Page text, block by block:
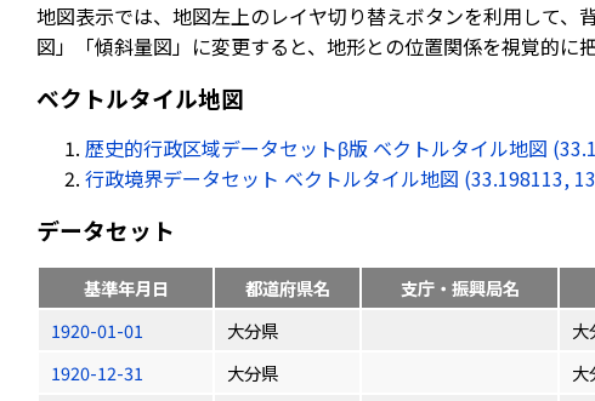
地図表示では、地図左上のレイヤ切り替えボタンを利用して
図」「傾斜量図」に変更すると、地形との位置関係を視覚的に
ベクトルタイル地図
歴史的行政区域データセットβ版 ベクトルタイル地図
行政境界データセット ベクトルタイル地図 (33.198113,
データセット
基準年月日 都道府県名 支庁・振興局名
1920-01-01
大分県 大
1920-12-31
大分県 大